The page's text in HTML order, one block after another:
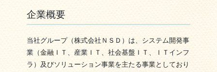
企業概要
当社グループ（株式会社ＮＳＤ）は、システム開発事
業（金融ＩＴ、産業ＩＴ、社会基盤ＩＴ、ＩＴインフ
ラ）及びソリューション事業を主たる事業としており